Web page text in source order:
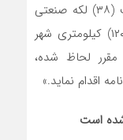
بهره‌برداری شهرک صنعتی غیردولتی، جهت (۳۸) لکه صنعتی
که به صورت متمرکز در محدوده شعاع (۱۲۰) کیلومتری شهر
مقرر لحاظ شده،
اقدام نماید.»
است